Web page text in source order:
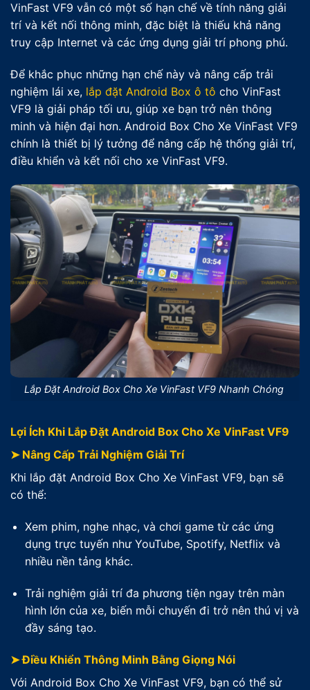
VinFast VF9 vẫn có một số hạn chế về tính năng giải
trí và kết nối thông minh, đặc biệt là thiếu khả năng
truy cập Internet và các ứng dụng giải trí phong phú.
Để khắc phục những hạn chế này và nâng cấp trải
nghiệm lái xe, lắp đặt Android Box ô tô cho VinFast
VF9 là giải pháp tối ưu, giúp xe bạn trở nên thông
minh và hiện đại hơn. Android Box Cho Xe VinFast VF9
chính là thiết bị lý tưởng để nâng cấp hệ thống giải trí,
điều khiển và kết nối cho xe VinFast VF9.
Lắp Đặt Android Box Cho Xe VinFast VF9 Nhanh Chóng
Lợi Ích Khi Lắp Đặt Android Box Cho Xe VinFast VF9
➤ Nâng Cấp Trải Nghiệm Giải Trí
Khi lắp đặt Android Box Cho Xe VinFast VF9, bạn sẽ
có thể:
Xem phim, nghe nhạc, và chơi game từ các ứng
dụng trực tuyến như YouTube, Spotify, Netflix và
nhiều nền tảng khác.
Trải nghiệm giải trí đa phương tiện ngay trên màn
hình lớn của xe, biến mỗi chuyến đi trở nên thú vị và
đầy sáng tạo.
➤ Điều Khiển Thông Minh Bằng Giọng Nói
Với Android Box Cho Xe VinFast VF9, bạn có thể sử